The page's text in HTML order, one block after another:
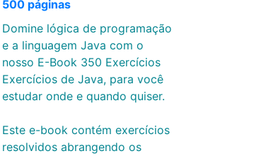
500 páginas
Domine lógica de programação
e a linguagem Java com o
nosso E-Book 350 Exercícios
Exercícios de Java, para você
estudar onde e quando quiser.
Este e-book contém exercícios
resolvidos abrangendo os